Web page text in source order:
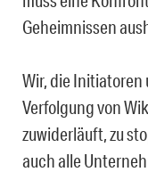
Geheimnissen
Wir, die Initiatoren
Verfolgung von
zuwiderläuft, zu
auch alle